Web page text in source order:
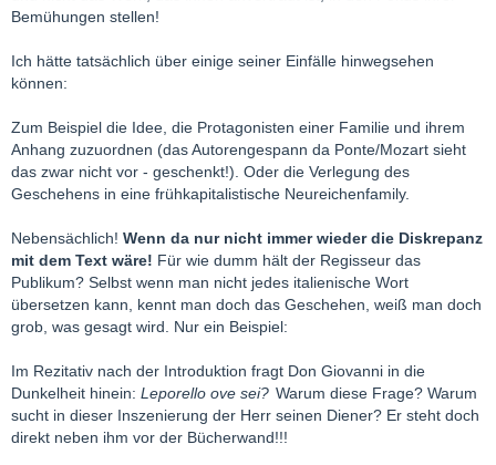
Bemühungen stellen!
Ich hätte tatsächlich über einige seiner Einfälle hinwegsehen
können:
Zum Beispiel die Idee, die Protagonisten einer Familie und ihrem
Anhang zuzuordnen (das Autorengespann da Ponte/Mozart sieht
das zwar nicht vor - geschenkt!). Oder die Verlegung des
Geschehens in eine frühkapitalistische Neureichenfamily.
Nebensächlich! Wenn da nur nicht immer wieder die Diskrepanz
mit dem Text wäre! Für wie dumm hält der Regisseur das
Publikum? Selbst wenn man nicht jedes italienische Wort
übersetzen kann, kennt man doch das Geschehen, weiß man doch
grob, was gesagt wird. Nur ein Beispiel:
Im Rezitativ nach der Introduktion fragt Don Giovanni in die
Dunkelheit hinein: Leporello ove sei? Warum diese Frage? Warum
sucht in dieser Inszenierung der Herr seinen Diener? Er steht doch
direkt neben ihm vor der Bücherwand!!!